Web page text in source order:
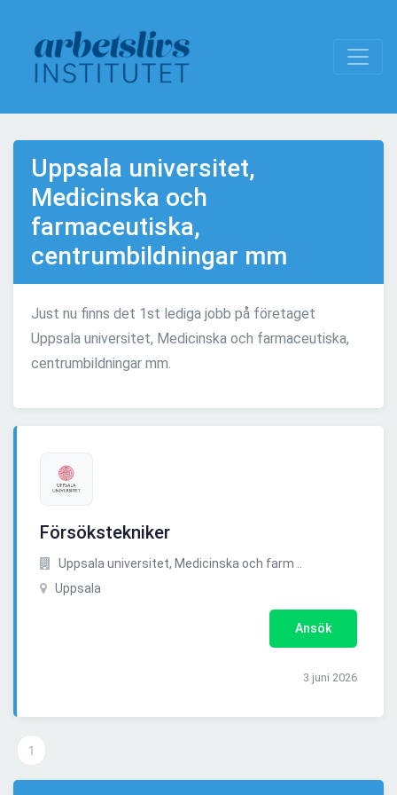
Uppsala universitet,
Medicinska och
farmaceutiska,
centrumbildningar mm
Just nu finns det 1st lediga jobb på företaget
Uppsala universitet, Medicinska och farmaceutiska,
centrumbildningar mm.
Försökstekniker
Uppsala universitet, Medicinska och farm ..
Uppsala
Ansök
3 juni 2026
1